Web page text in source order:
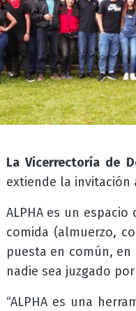
La Vicerrectoría de
extiende la invitación
ALPHA es un
comida (almuerzo,
puesta en común,
nadie sea juzgado
“ALPHA es una